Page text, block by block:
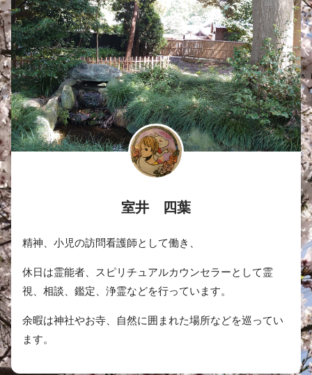
室井 四葉
精神、小児の訪問看護師として働き、
休日は霊能者、スピリチュアルカウンセラーとして霊
視、相談、鑑定、浄霊などを行っています。
余暇は神社やお寺、自然に囲まれた場所などを巡ってい
ます。